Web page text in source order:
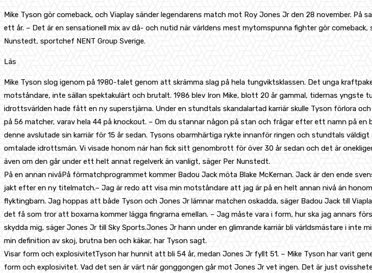
Mike Tyson gör comeback, och Viaplay sänder legendarens match mot Roy Jones Jr den 28 november. På
ett år. – Det är en sensationell mix av då- och nutid när världens mest mytomspunna fighter gör
Nunstedt, sportchef NENT Group Sverige.
Läs
Mike Tyson slog igenom på 1980-talet genom att skrämma slag på hela tungviktsklassen. Det unga
motståndare, inte sällan spektakulärt och brutalt. 1986 blev Iron Mike, blott 20 år gammal, tidernas yngste
idrottsvärlden hade fått en ny superstjärna. Under en stundtals skandalartad karriär skulle Tyson förlora
på 56 matcher, varav hela 44 på knockout. – Om du stannar någon på stan och frågar efter ett namn på
denne avslutade sin karriär för 15 år sedan. Tysons obarmhärtiga rykte innanför ringen och stundtals
omtalade idrottsmän. Vi visade honom när han fick sitt genombrott för över 30 år sedan och det är
även om den går under ett helt annat regelverk än vanligt, säger Per Nunstedt.
På en annan nivåPå förmatchprogrammet kommer Badou Jack möta Blake McKernan. Jack är den ende
jakt efter en ny titelmatch.– Jag är redo att visa min motståndare att jag är på en helt annan nivå än
flyktingbarn. Jag hoppas att både Tyson och Jones Jr lämnar matchen oskadda, säger Badou Jack till
det få som tror att boxarna kommer lägga fingrarna emellan. – Jag måste vara i form, hur ska jag annars
skydda mig, säger Jones Jr till Sky Sports.Jones Jr hann under en glimrande karriär bli världsmästare i inte
min definition av skoj, brutna ben och käkar, har Tyson sagt.
Visar form och explosivitetTyson har hunnit att bli 54 år, medan Jones Jr fyllt 51. – Mike Tyson har varit
form och explosivitet. Vad det sen är värt när gonggongen går mot Jones Jr vet ingen. Det är just